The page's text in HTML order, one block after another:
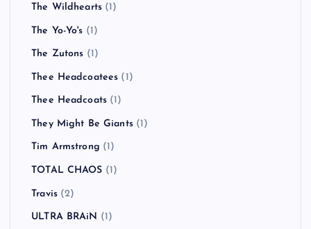
The Wildhearts (1)
The Yo-Yo's (1)
The Zutons (1)
Thee Headcoatees (1)
Thee Headcoats (1)
They Might Be Giants(1)
Tim Armstrong (1)
TOTAL CHAOS (1)
Travis(2)
ULTRA BRAiN (1)